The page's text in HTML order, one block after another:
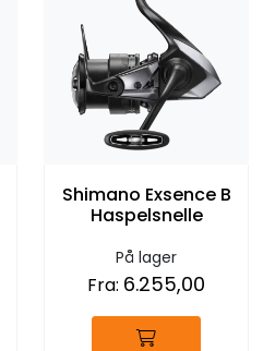
Shimano Exsence B
Haspelsnelle
På lager
Fra: 6.255,00